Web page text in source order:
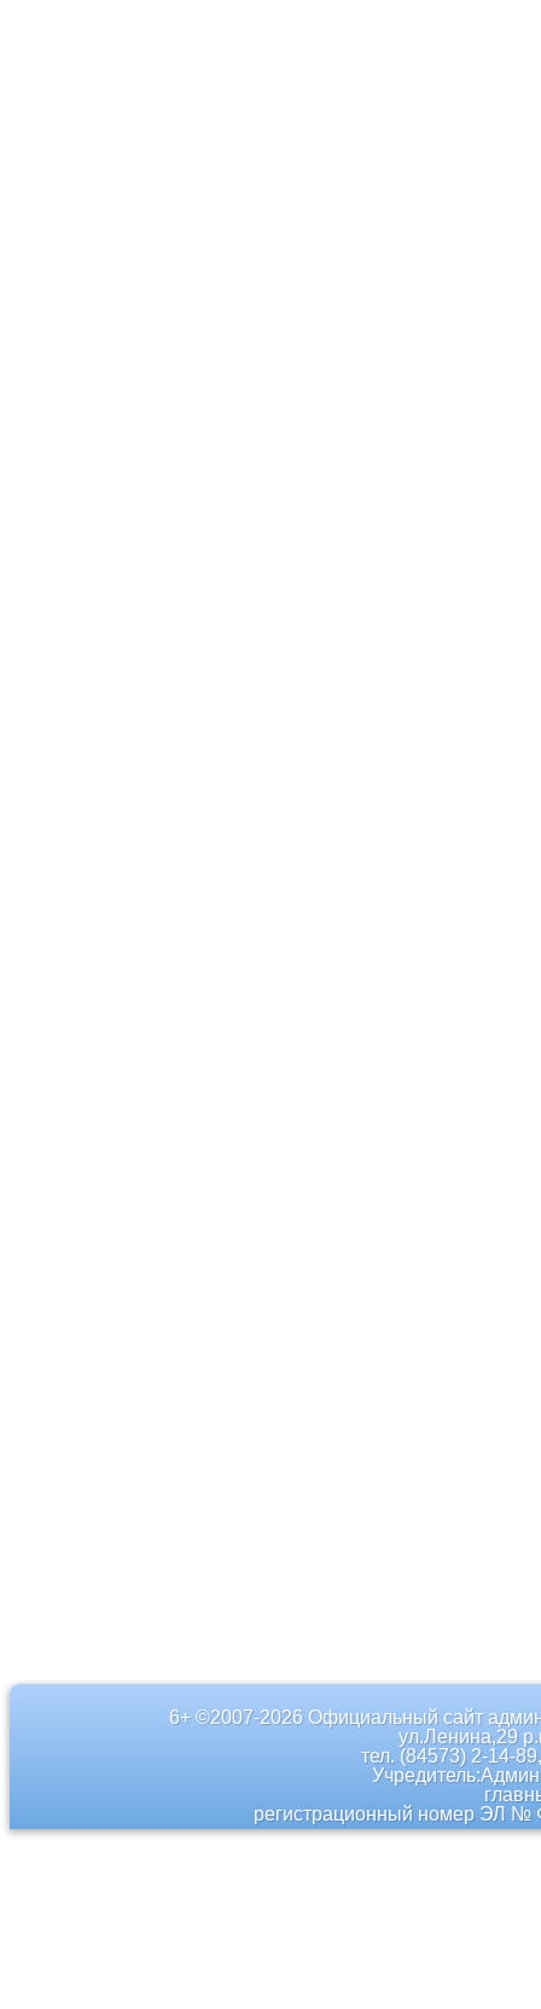
6+ ©2007-2026 Официальный сайт
ул.Ленина,29
тел. (84573) 2-14-
регистрационный номер ЭЛ №